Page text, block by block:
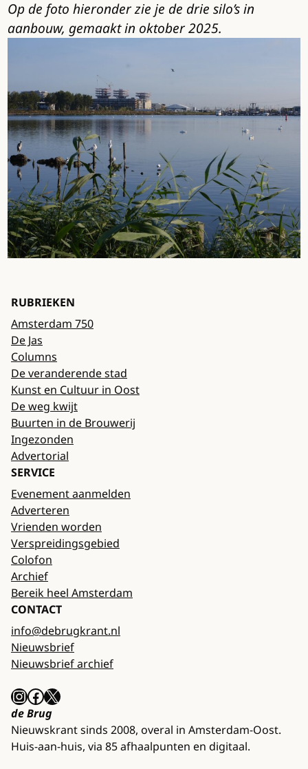
Op de foto hieronder zie je de drie silo’s in
aanbouw, gemaakt in oktober 2025.
RUBRIEKEN
Amsterdam 750
De Jas
Columns
De veranderende stad
Kunst en Cultuur in Oost
De weg kwijt
Buurten in de Brouwerij
Ingezonden
Advertorial
SERVICE
Evenement aanmelden
Adverteren
Vrienden worden
Verspreidingsgebied
Colofon
Archief
Bereik heel Amsterdam
CONTACT
info@debrugkrant.nl
Nieuwsbrief
Nieuwsbrief archief
InstagramFacebook X
de Brug
Nieuwskrant sinds 2008, overal in Amsterdam-Oost.
Huis-aan-huis, via 85 afhaalpunten en digitaal.